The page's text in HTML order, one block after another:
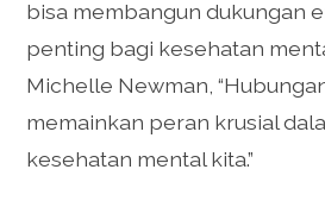
bisa membangun dukungan
penting bagi kesehatan
Michelle Newman,
memainkan peran krusial
kesehatan mental kita.”